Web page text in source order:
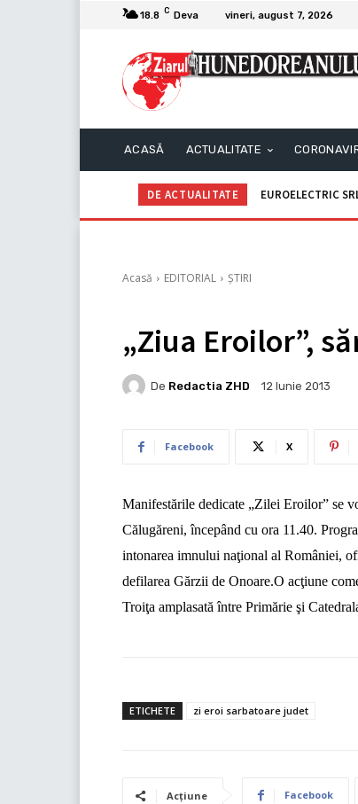
18.8 C Deva vineri, august 7, 2026
ACASĂ ACTUALITATE
DE ACTUALITATE EUROELECTRIC
Primăria Mun.
Acasă EDITORIAL ȘTIRI
„Ziua Eroilor”,
De Redactia ZHD 12 Iunie 2013
Facebook X
Manifestările dedicate „Zilei Eroilor” se
Călugăreni, începând cu ora 11.40.
intonarea imnului naţional al României,
defilarea Gărzii de Onoare.O acţiune
Troiţa amplasată între Primărie şi
ETICHETE zi eroi sarbatoare judet
Acțiune Facebook